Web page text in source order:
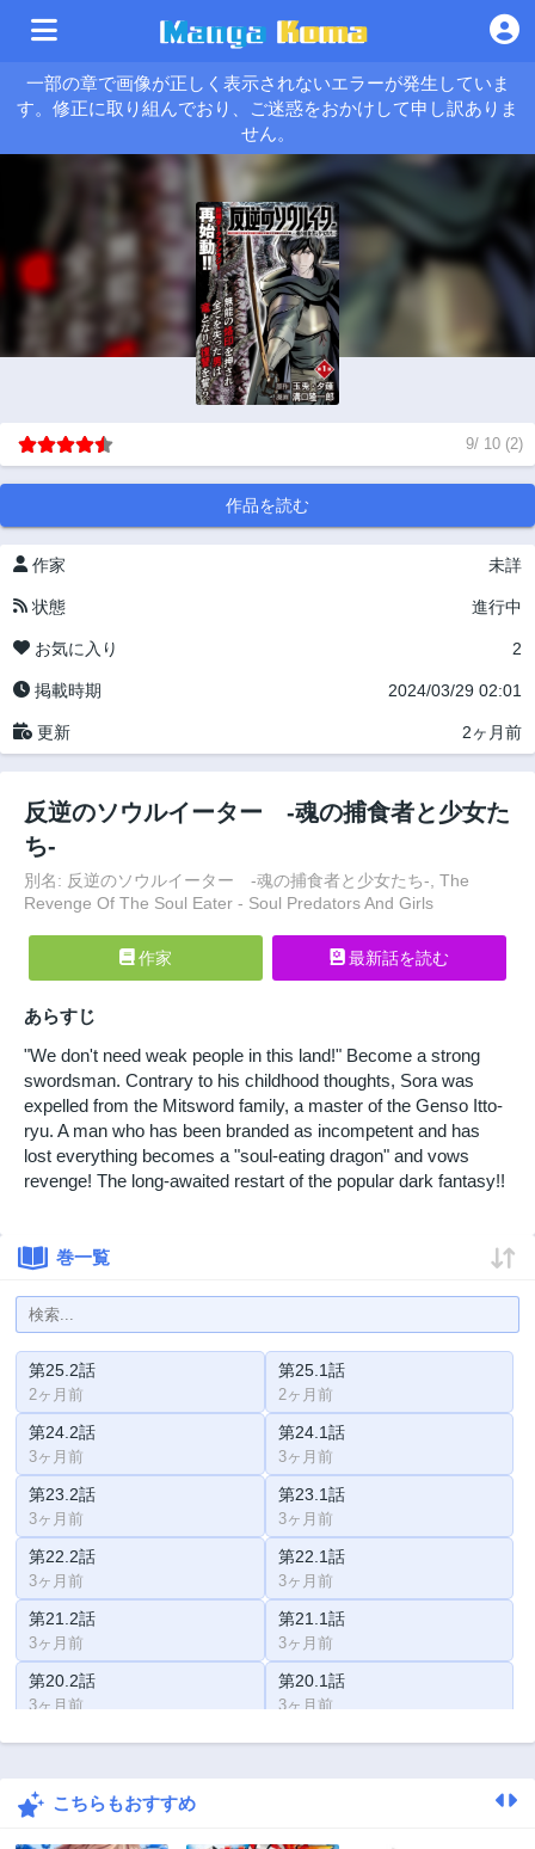
一部の章で画像が正しく表示されないエラーが発生していま
す。修正に取り組んでおり、ご迷惑をおかけして申し訳ありま
せん。
9/ 10 (2)
作品を読む
作家 未詳
状態 進行中
お気に入り 2
掲載時期 2024/03/29 02:01
更新 2ヶ月前
反逆のソウルイーター -魂の捕食者と少女た
ち-
別名: 反逆のソウルイーター -魂の捕食者と少女たち-, The
Revenge Of The Soul Eater - Soul Predators And Girls
作家 最新話を読む
あらすじ
"We don't need weak people in this land!" Become a strong
swordsman. Contrary to his childhood thoughts, Sora was
expelled from the Mitsword family, a master of the Genso Itto-
ryu. A man who has been branded as incompetent and has
lost everything becomes a "soul-eating dragon" and vows
revenge! The long-awaited restart of the popular dark fantasy!!
巻一覧
第25.2話
2ヶ月前
第25.1話
2ヶ月前
第24.2話
3ヶ月前
第24.1話
3ヶ月前
第23.2話
3ヶ月前
第23.1話
3ヶ月前
第22.2話
3ヶ月前
第22.1話
3ヶ月前
第21.2話
3ヶ月前
第21.1話
3ヶ月前
第20.2話
3ヶ月前
第20.1話
3ヶ月前
第19.2話 第19.1話
第18.2話
こちらもおすすめ